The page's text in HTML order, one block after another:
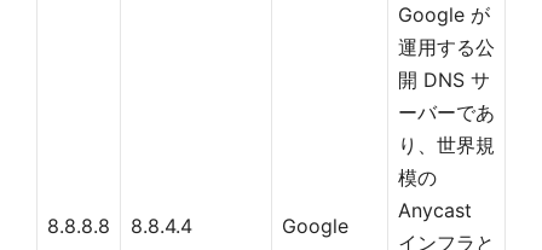
8.8.8.8 8.8.4.4 Google
Google が
運用する公
開 DNS サ
ーバーであ
り、世界規
模の
Anycast
インフラと